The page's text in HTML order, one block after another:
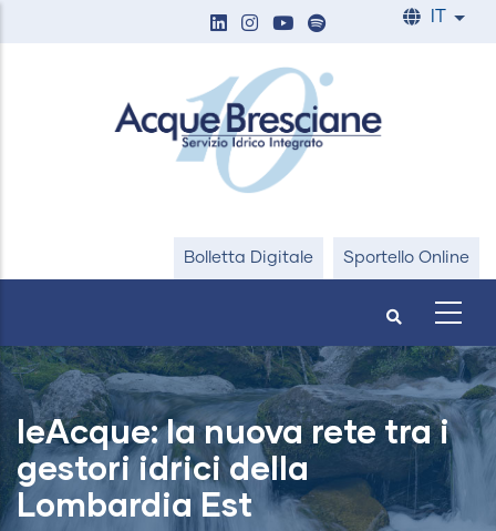
List
Bolletta Digitale Sportello Online
leAcque: la nuova rete tra i
gestori idrici della
Lombardia Est